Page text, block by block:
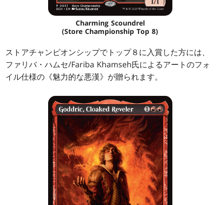
Charming Scoundrel
(Store Championship Top 8)
ストアチャンピオンシップでトップ８に入賞した方には、
ファリバ・ハムセ/Fariba Khamseh氏によるアートのフォ
イル仕様の《魅力的な悪漢》が贈られます。